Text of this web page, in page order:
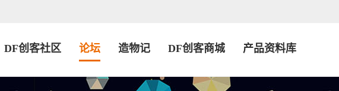
DF创客社区 论坛 造物记 DF创客商城 产品资料库